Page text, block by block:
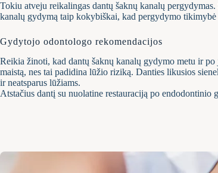
Tokiu atveju reikalingas dantų šaknų kanalų
kanalų gydymą taip kokybiškai, kad pergydymo
Gydytojo odontologo rekomendacijos
Reikia žinoti, kad dantų šaknų kanalų gydymo metu ir
maistą, nes tai padidina lūžio riziką. Danties likusios
ir neatsparus lūžiams.
Atstačius dantį su nuolatine restauraciją po